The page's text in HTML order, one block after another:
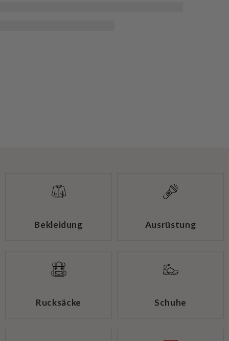
Bekleidung Ausrüstung
Rucksäcke Schuhe